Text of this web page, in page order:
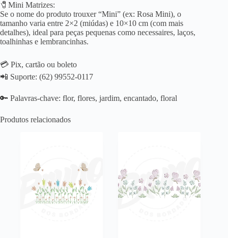
🧷Mini Matrizes:
Se o nome do produto trouxer “Mini” (ex: Rosa Mini), o
tamanho varia entre 2×2 (miúdas) e 10×10 cm (com mais
detalhes), ideal para peças pequenas como necessaires, laços,
toalhinhas e lembrancinhas.
💳 Pix, cartão ou boleto
📲 Suporte: (62) 99552-0117
🔑 Palavras-chave: flor, flores, jardim, encantado, floral
Produtos relacionados